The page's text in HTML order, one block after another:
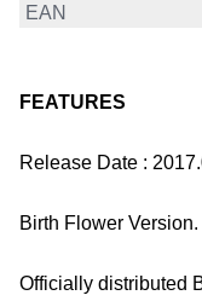
EAN
FEATURES
Release Date :
Birth Flower Version.
Officially distributed